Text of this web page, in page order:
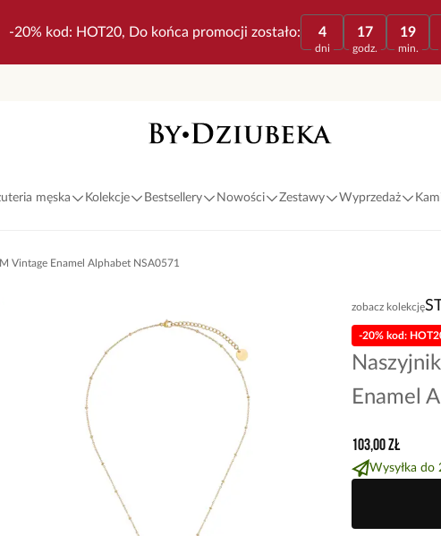
-20% kod: HOT20, Do końca promocji zostało: 4
dni
17
godz.
19
min.
męska Kolekcje Bestsellery Nowości Zestawy Wyprzedaż
Vintage Enamel Alphabet NSA0571
zobacz kolekcję
Enamel
-20% kod:
103,00 zł
Wysyłka do